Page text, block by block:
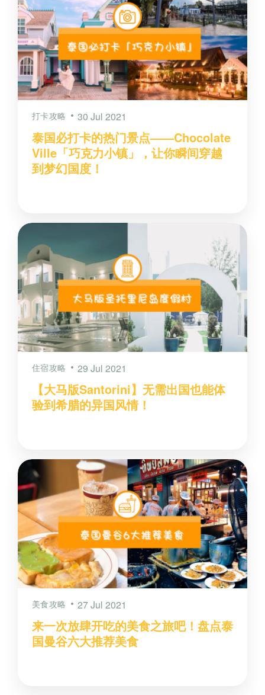
打卡攻略 30 Jul 2021
泰国必打卡的热门景点——Chocolate
Ville「巧克力小镇」，让你瞬间穿越
到梦幻国度！
住宿攻略 29 Jul 2021
【大马版Santorini】无需出国也能体
验到希腊的异国风情！
美食攻略 27 Jul 2021
来一次放肆开吃的美食之旅吧！盘点泰
国曼谷六大推荐美食